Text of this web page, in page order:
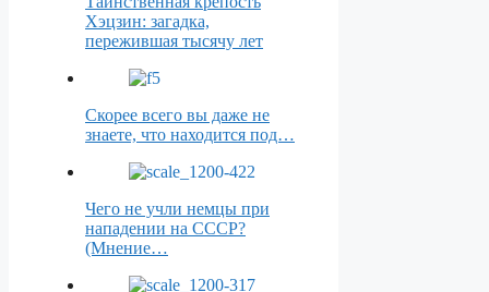
Хэцзин: загадка,
пережившая тысячу лет
Скорее всего вы даже не
знаете, что находится под…
Чего не учли немцы при
нападении на СССР?
(Мнение…